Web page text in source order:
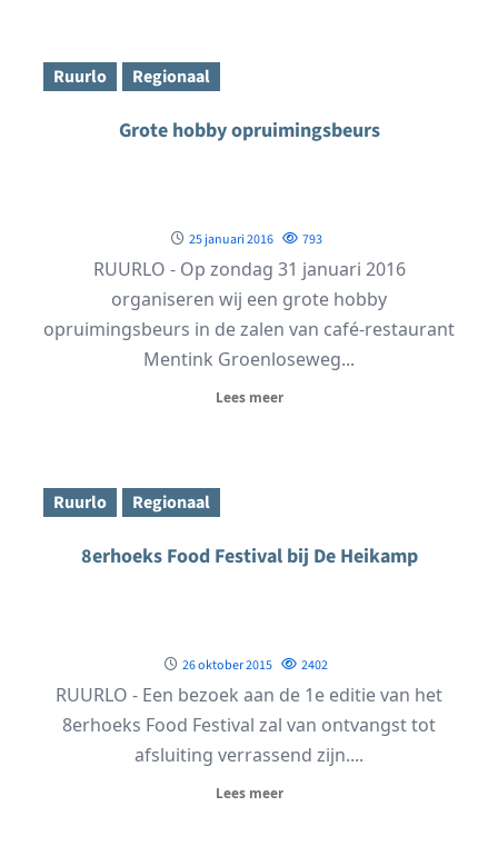
Ruurlo Regionaal
Grote hobby opruimingsbeurs
25 januari 2016 793
RUURLO - Op zondag 31 januari 2016
organiseren wij een grote hobby
opruimingsbeurs in de zalen van café-restaurant
Mentink Groenloseweg...
Lees meer
Ruurlo Regionaal
8erhoeks Food Festival bij De Heikamp
26 oktober 2015 2402
RUURLO - Een bezoek aan de 1e editie van het
8erhoeks Food Festival zal van ontvangst tot
afsluiting verrassend zijn....
Lees meer